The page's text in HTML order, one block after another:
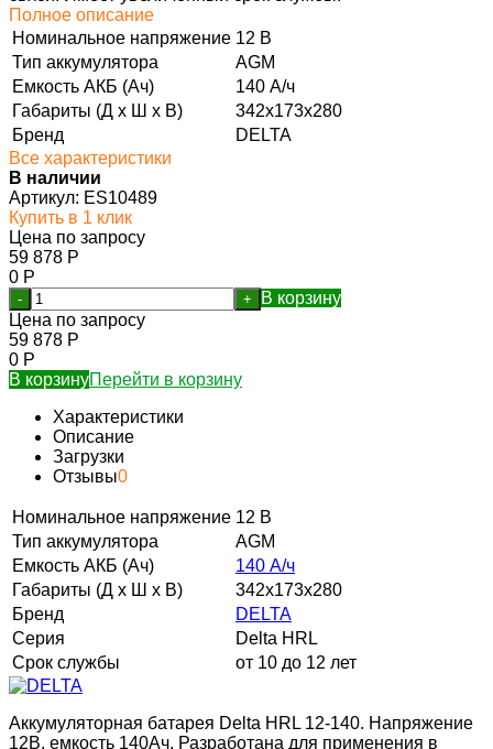
Полное описание
Номинальное напряжение 12 В
Тип аккумулятора
AGM
Емкость АКБ (Ач)
140 А/ч
Габариты (Д х Ш х В)
342x173x280
Бренд
DELTA
Все характеристики
В наличии
Артикул: ES10489
Купить в 1 клик
Цена по запросу
59 878 Р
0 Р
- +
В корзину
Цена по запросу
59 878 Р
0 Р
В корзинуПерейти в корзину
Характеристики
Описание
Загрузки
Отзывы0
Номинальное напряжение 12 В
Тип аккумулятора
AGM
Емкость АКБ (Ач)
140 А/ч
Габариты (Д х Ш х В)
342x173x280
Бренд
DELTA
Серия
Delta HRL
Срок службы
от 10 до 12 лет
Аккумуляторная батарея Delta HRL 12-140. Напряжение
12В, емкость 140Ач. Разработана для применения в